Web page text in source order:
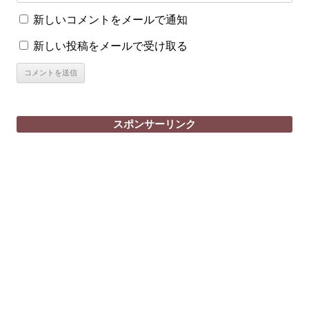
新しいコメントをメールで通知
新しい投稿をメールで受け取る
スポンサーリンク